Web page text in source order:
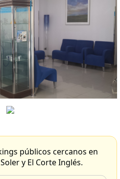
públicos cercanos en
y El Corte Inglés.